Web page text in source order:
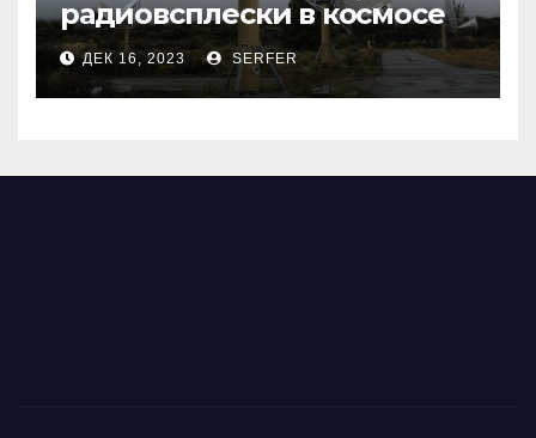
радиовсплески в космосе
сделались все более
странными
ДЕК 16, 2023 SERFER